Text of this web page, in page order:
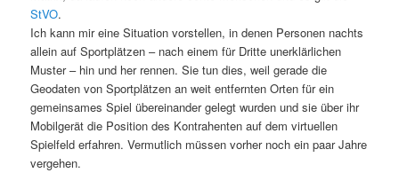
StVO.
Ich kann mir eine Situation vorstellen, in denen Personen nachts
allein auf Sportplätzen – nach einem für Dritte unerklärlichen
Muster – hin und her rennen. Sie tun dies, weil gerade die
Geodaten von Sportplätzen an weit entfernten Orten für ein
gemeinsames Spiel übereinander gelegt wurden und sie über ihr
Mobilgerät die Position des Kontrahenten auf dem virtuellen
Spielfeld erfahren. Vermutlich müssen vorher noch ein paar Jahre
vergehen.